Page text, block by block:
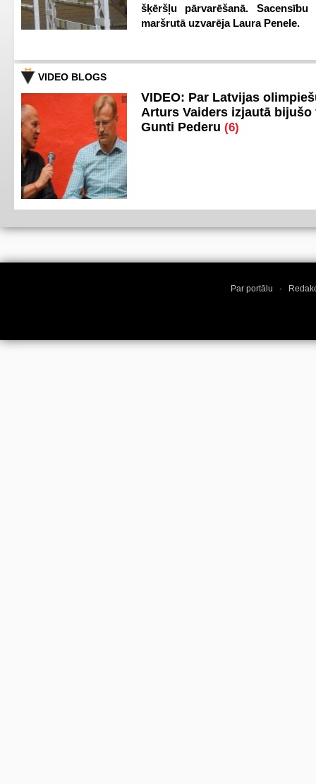
šķēršļu pārvarēšanā. Sacensību
maršrutā uzvarēja Laura Penele.
VIDEO BLOGS
VIDEO: Par Latvijas
Arturs Vaiders izjautā bijušo
Gunti Pederu (6)
Par portālu ·